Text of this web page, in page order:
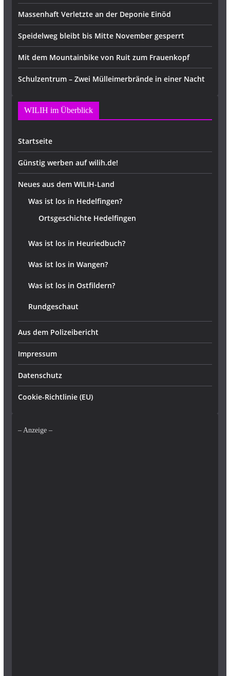
Massenhaft Verletzte an der Deponie Einöd
Speidelweg bleibt bis Mitte November gesperrt
Mit dem Mountainbike von Ruit zum Frauenkopf
Schulzentrum – Zwei Mülleimerbrände in einer Nacht
WILIH im Überblick
Startseite
Günstig werben auf wilih.de!
Neues aus dem WILIH-Land
Was ist los in Hedelfingen?
Ortsgeschichte Hedelfingen
Was ist los in Heuriedbuch?
Was ist los in Wangen?
Was ist los in Ostfildern?
Rundgeschaut
Aus dem Polizeibericht
Impressum
Datenschutz
Cookie-Richtlinie (EU)
– Anzeige –